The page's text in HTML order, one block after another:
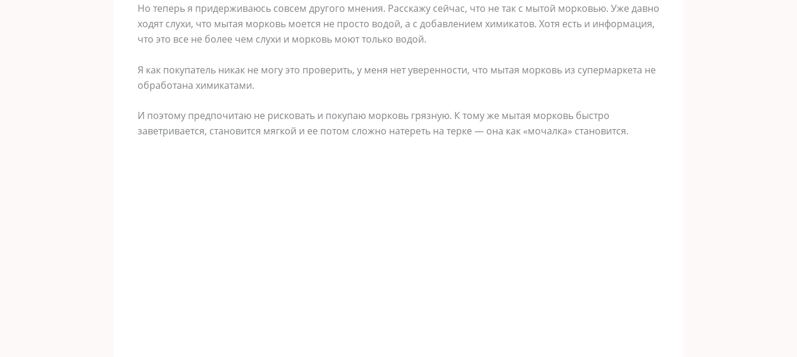
Но теперь я придерживаюсь совсем другого мнения. Расскажу сейчас, что не так с мытой морковью. Уже давно
ходят слухи, что мытая морковь моется не просто водой, а с добавлением химикатов. Хотя есть и информация,
что это все не более чем слухи и морковь моют только водой.
Я как покупатель никак не могу это проверить, у меня нет уверенности, что мытая морковь из супермаркета не
обработана химикатами.
И поэтому предпочитаю не рисковать и покупаю морковь грязную. К тому же мытая морковь быстро
заветривается, становится мягкой и ее потом сложно натереть на терке — она как «мочалка» становится.